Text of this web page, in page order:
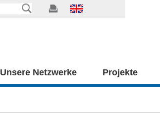
Unsere Netzwerke Projekte